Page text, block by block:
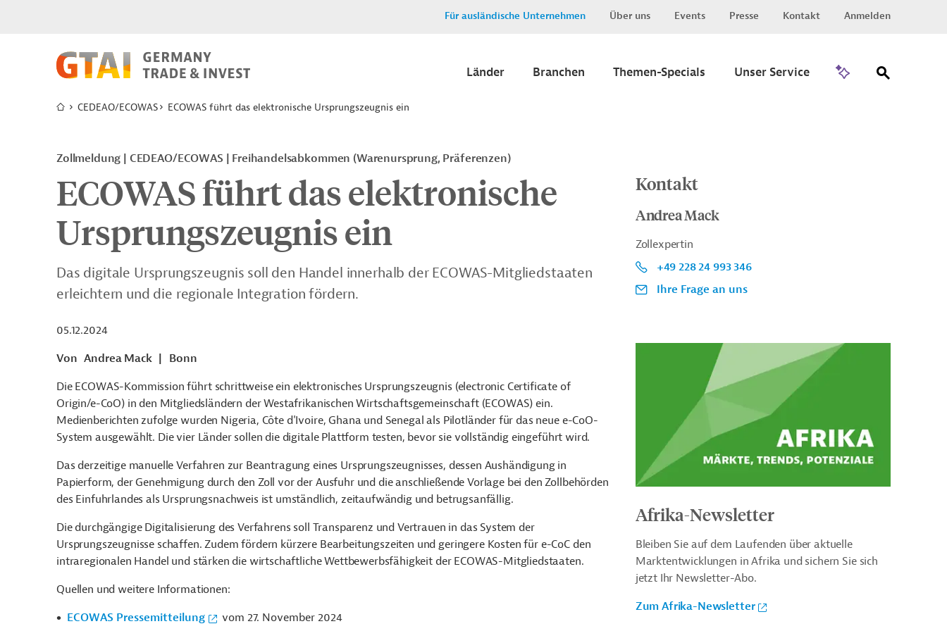
Für ausländische Unternehmen Über uns Events Presse Kontakt Anmelden
Länder Branchen Themen-Specials Unser Service
CEDEAO/ECOWAS ECOWAS führt das elektronische Ursprungszeugnis ein
Zollmeldung CEDEAO/ECOWAS Freihandelsabkommen (Warenursprung, Präferenzen)
ECOWAS führt das elektronische
Ursprungszeugnis ein
Das digitale Ursprungszeugnis soll den Handel innerhalb der ECOWAS-Mitgliedstaaten
erleichtern und die regionale Integration fördern.
05.12.2024
Von Andrea Mack
Bonn
Die ECOWAS-Kommission führt schrittweise ein elektronisches Ursprungszeugnis (electronic Certificate of
Origin/e-CoO) in den Mitgliedsländern der Westafrikanischen Wirtschaftsgemeinschaft (ECOWAS) ein.
Medienberichten zufolge wurden Nigeria, Côte d'Ivoire, Ghana und Senegal als Pilotländer für das neue e-CoO-
System ausgewählt. Die vier Länder sollen die digitale Plattform testen, bevor sie vollständig eingeführt wird.
Das derzeitige manuelle Verfahren zur Beantragung eines Ursprungszeugnisses, dessen Aushändigung in
Papierform, der Genehmigung durch den Zoll vor der Ausfuhr und die anschließende Vorlage bei den Zollbehörden
des Einfuhrlandes als Ursprungsnachweis ist umständlich, zeitaufwändig und betrugsanfällig.
Die durchgängige Digitalisierung des Verfahrens soll Transparenz und Vertrauen in das System der
Ursprungszeugnisse schaffen. Zudem fördern kürzere Bearbeitungszeiten und geringere Kosten für e-CoC den
intraregionalen Handel und stärken die wirtschaftliche Wettbewerbsfähigkeit der ECOWAS-Mitgliedstaaten.
Quellen und weitere Informationen:
ECOWAS Pressemitteilung
vom 27. November 2024
Kontakt
Andrea Mack
Zollexpertin
+49 228 24 993 346
Ihre Frage an uns
Afrika-Newsletter
Bleiben Sie auf dem Laufenden über aktuelle
Marktentwicklungen in Afrika und sichern Sie sich
jetzt Ihr Newsletter-Abo.
Zum Afrika-Newsletter